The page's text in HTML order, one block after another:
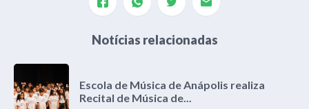
Notícias relacionadas
Escola de Música de Anápolis realiza
Recital de Música de...